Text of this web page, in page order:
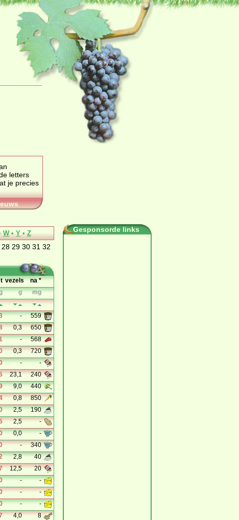
letters
je precies
W • Y • Z
28 29 30 31 32
vezels
na *
g mg
-
559
0,3
650
-
568
0,3
720
-
-
23,1
240
9,0
440
0,8
850
2,5
190
2,5
-
0,0
-
-
340
2,8
40
12,5
20
-
-
-
-
-
-
4,0
8
Gesponsorde links